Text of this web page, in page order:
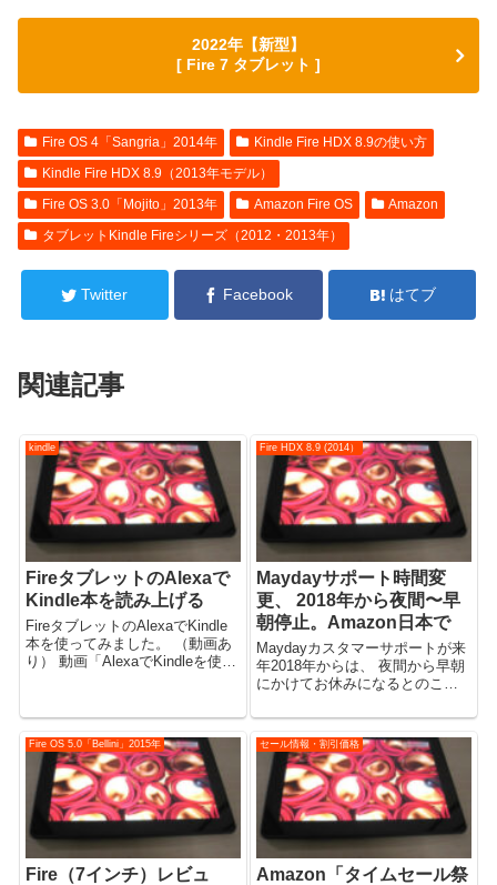
2022年【新型】
[ Fire 7 タブレット ]
Fire OS 4「Sangria」2014年
Kindle Fire HDX 8.9の使い方
Kindle Fire HDX 8.9（2013年モデル）
Fire OS 3.0「Mojito」2013年
Amazon Fire OS
Amazon
タブレットKindle Fireシリーズ（2012・2013年）
Twitter Facebook はてブ
関連記事
kindle
FireタブレットのAlexaで
Kindle本を読み上げる
FireタブレットのAlexaでKindle
本を使ってみました。 （動画あ
り） 動画「AlexaでKindleを使っ
7（2019）」 【動画】「Alexa
Fire HDX 8.9 (2014）
Maydayサポート時間変
更、 2018年から夜間〜早
朝停止。Amazon日本で
Maydayカスタマーサポートが来
年2018年からは、 夜間から早朝
にかけてお休みになるとのこ
す。 Amazonからの案内メール
Amazonからのメールは以下の通
り。 2017年12月1日 10:44に受
信...
Fire OS 5.0「Bellini」2015年
Fire（7インチ）レビュ
セール情報・割引価格
Amazon「タイムセール祭